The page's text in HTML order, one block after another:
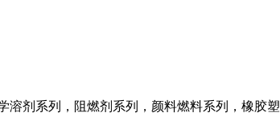
剂系列，阻燃剂系列，颜料燃料系列，橡胶